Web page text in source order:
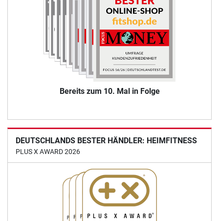
Bereits zum 10. Mal in Folge
DEUTSCHLANDS BESTER HÄNDLER: HEIMFITNESS
PLUS X AWARD 2026